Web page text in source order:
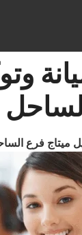
ميتاج فرع